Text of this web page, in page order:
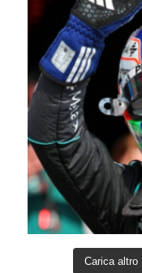
Carica altro